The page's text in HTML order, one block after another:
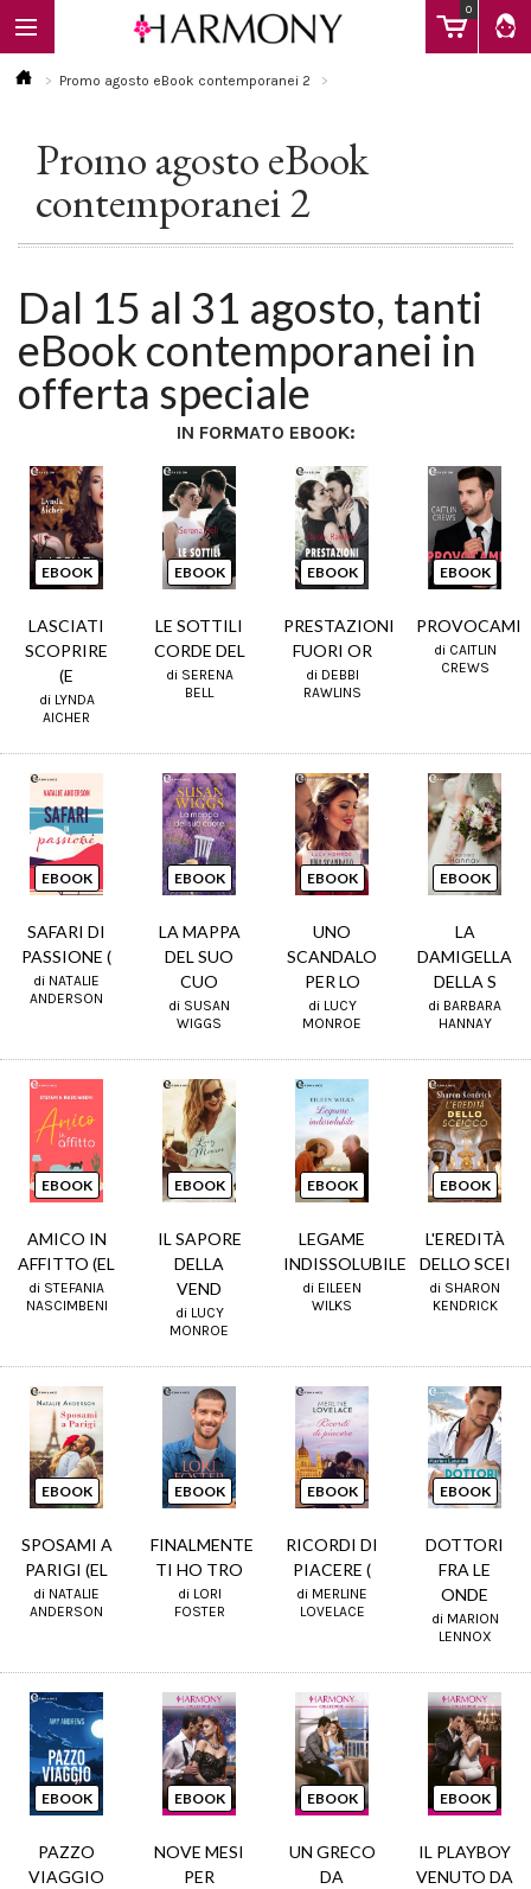
0
EBOOK
LIBRI
Calendario
FAQ
Promo agosto eBook contemporanei 2
Promo agosto eBook
contemporanei 2
Dal 15 al 31 agosto, tanti
eBook contemporanei in
offerta speciale
IN FORMATO EBOOK:
EBOOK
LASCIATI
SCOPRIRE
(E
di LYNDA
AICHER
EBOOK
LE SOTTILI
CORDE DEL
di SERENA
BELL
EBOOK
PRESTAZIONI
FUORI OR
di DEBBI
RAWLINS
EBOOK
PROVOCAMI
di CAITLIN
CREWS
EBOOK
SAFARI DI
PASSIONE (
di NATALIE
ANDERSON
EBOOK
LA MAPPA
DEL SUO
CUO
di SUSAN
WIGGS
EBOOK
UNO
SCANDALO
PER LO
di LUCY
MONROE
EBOOK
LA
DAMIGELLA
DELLA S
di BARBARA
HANNAY
EBOOK
AMICO IN
AFFITTO (EL
di STEFANIA
NASCIMBENI
EBOOK
IL SAPORE
DELLA
VEND
di LUCY
MONROE
EBOOK
LEGAME
INDISSOLUBILE
di EILEEN
WILKS
EBOOK
L'EREDITÀ
DELLO SCEI
di SHARON
KENDRICK
EBOOK
SPOSAMI A
PARIGI (EL
di NATALIE
ANDERSON
EBOOK
FINALMENTE
TI HO TRO
di LORI
FOSTER
EBOOK
RICORDI DI
PIACERE (
di MERLINE
LOVELACE
EBOOK
DOTTORI
FRA LE
ONDE
di MARION
LENNOX
EBOOK
PAZZO
VIAGGIO
EBOOK
NOVE MESI
PER
EBOOK
UN GRECO
DA
EBOOK
IL PLAYBOY
VENUTO DA